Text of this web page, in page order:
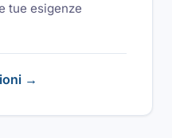
tue esigenze
→